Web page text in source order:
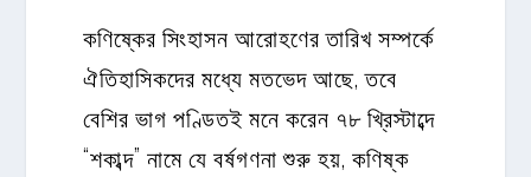
কণিষ্কের সিংহাসন আরোহণের তারিখ সম্পর্কে
ঐতিহাসিকদের মধ্যে মতভেদ আছে, তবে
বেশির ভাগ পণ্ডিতই মনে করেন ৭৮ খ্রিস্টাব্দে
“শকাব্দ” নামে যে বর্ষগণনা শুরু হয়, কণিষ্ক